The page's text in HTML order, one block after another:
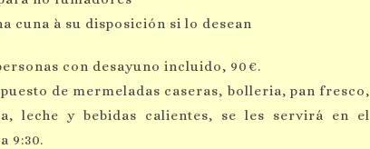
cuna à su disposición si lo desean
con desayuno incluido, 90€.
de mermeladas caseras, bolleria, pan fresco,
leche y bebidas calientes, se les servirá en el
9:30.